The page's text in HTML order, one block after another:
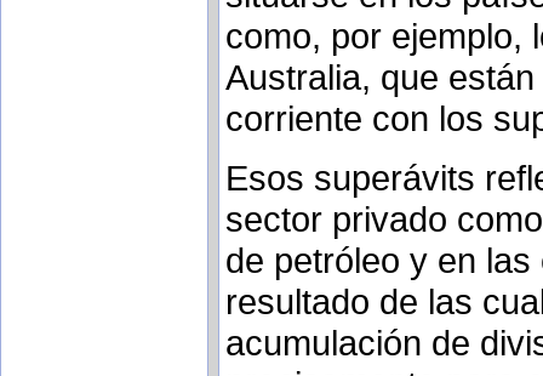
como, por ejemplo,
Australia, que
corriente con los
Esos superávits
sector privado
de petróleo y en
resultado de las
acumulación de